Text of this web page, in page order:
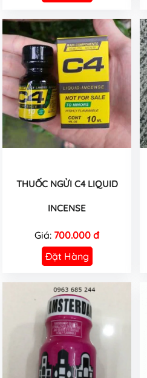
THUỐC NGỬI C4 LIQUID
INCENSE
Giá: 700.000 đ
Đặt Hàng